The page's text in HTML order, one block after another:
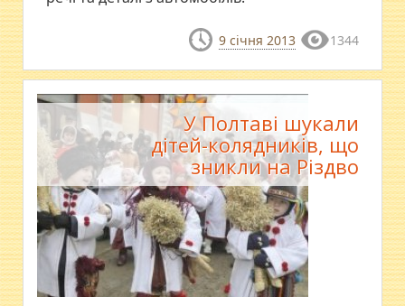
9 січня 2013 1344
У Полтаві шукали
дітей-колядників, що
зникли на Різдво